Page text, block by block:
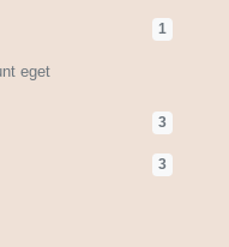
1
eget
3
3